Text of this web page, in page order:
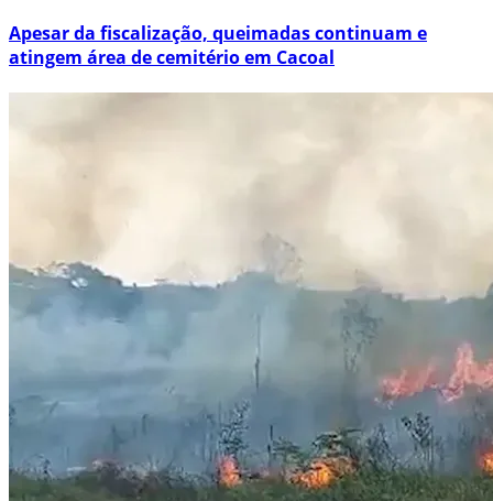
Apesar da fiscalização, queimadas continuam e
atingem área de cemitério em Cacoal